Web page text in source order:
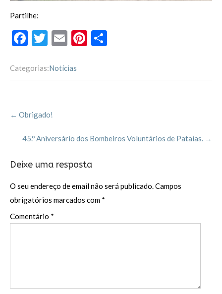
Partilhe:
F
e
o
k
T
itt
E
ai
Pi
Categorias:Notícias
navigation
← Obrigado!
45.º Aniversário dos Bombeiros Voluntários de Pataias. →
Deixe uma resposta
O seu endereço de email não será publicado.Campos
obrigatórios marcados com *
Comentário *